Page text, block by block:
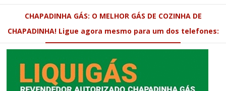
CHAPADINHA GÁS: O MELHOR GÁS DE COZINHA DE
CHAPADINHA! Ligue agora mesmo para um dos telefones: